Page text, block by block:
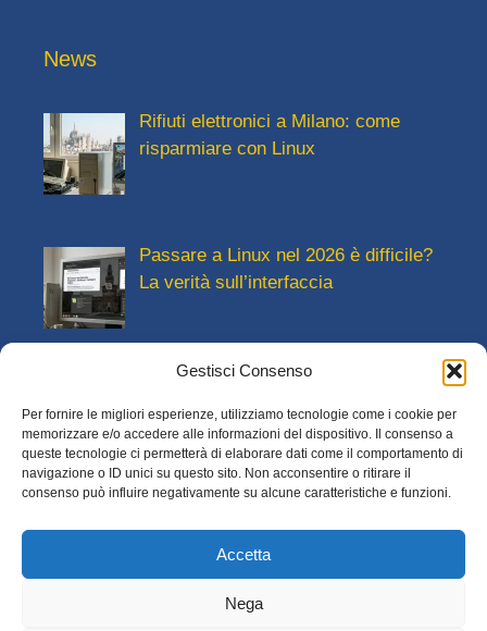
Gestisci Consenso
Per fornire le migliori esperienze, utilizziamo tecnologie come i cookie per
memorizzare e/o accedere alle informazioni del dispositivo. Il consenso a
queste tecnologie ci permetterà di elaborare dati come il comportamento di
navigazione o ID unici su questo sito. Non acconsentire o ritirare il
consenso può influire negativamente su alcune caratteristiche e funzioni.
Accetta
Nega
News
Rifiuti elettronici a Milano: come
risparmiare con Linux
Passare a Linux nel 2026 è difficile?
La verità sull’interfaccia
una postazione studio per i figli
(spendendo pochissimo)
bloccato? Come velocizzarlo